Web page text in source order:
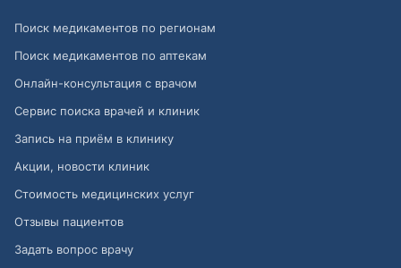
Поиск медикаментов по регионам
Поиск медикаментов по аптекам
Онлайн-консультация с врачом
Сервис поиска врачей и клиник
Запись на приём в клинику
Акции, новости клиник
Стоимость медицинских услуг
Отзывы пациентов
Задать вопрос врачу